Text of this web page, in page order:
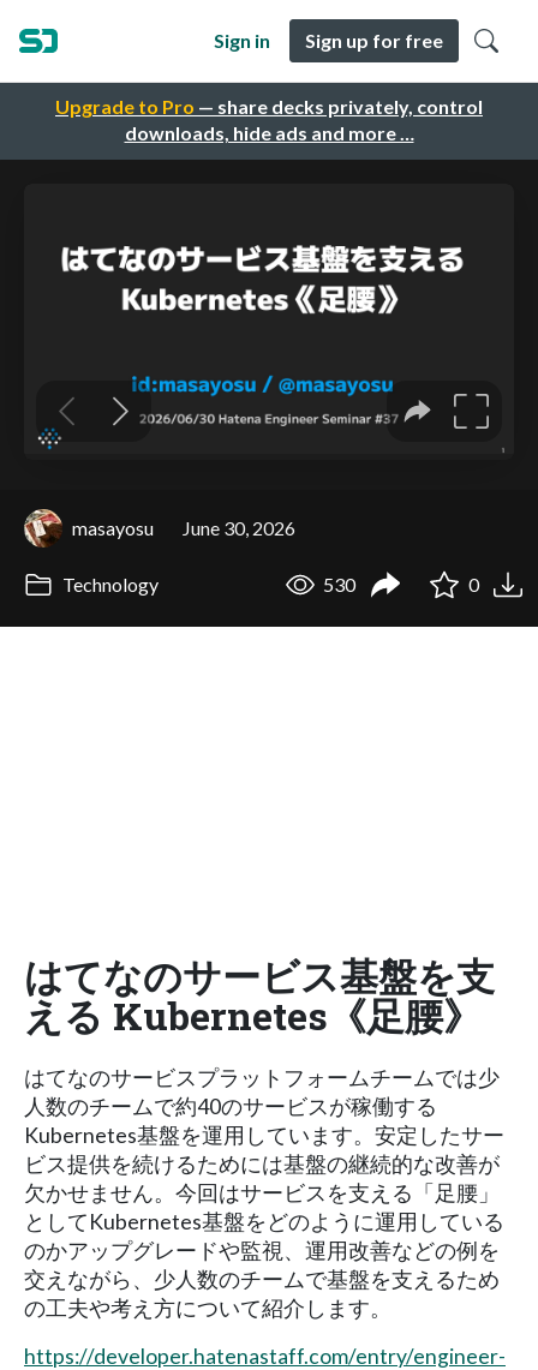
Upgrade to Pro — share decks privately, control
downloads, hide ads and more …
Sign in Sign up for free
masayosu June 30, 2026
Technology 530 0
はてなのサービス基盤を支
える Kubernetes《足腰》
はてなのサービスプラットフォームチームでは少
人数のチームで約40のサービスが稼働する
Kubernetes基盤を運用しています。安定したサー
ビス提供を続けるためには基盤の継続的な改善が
欠かせません。今回はサービスを支える「足腰」
としてKubernetes基盤をどのように運用している
のかアップグレードや監視、運用改善などの例を
交えながら、少人数のチームで基盤を支えるため
の工夫や考え方について紹介します。
https://developer.hatenastaff.com/entry/engineer-